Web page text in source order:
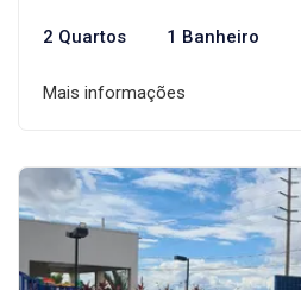
2 Quartos 1 Banheiro
Mais informações